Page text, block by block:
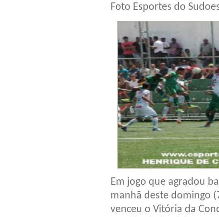
Foto Esportes do
Em jogo que agradou
manhã deste domingo
venceu o Vitória da